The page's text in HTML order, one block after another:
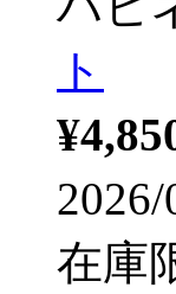
ト
在庫